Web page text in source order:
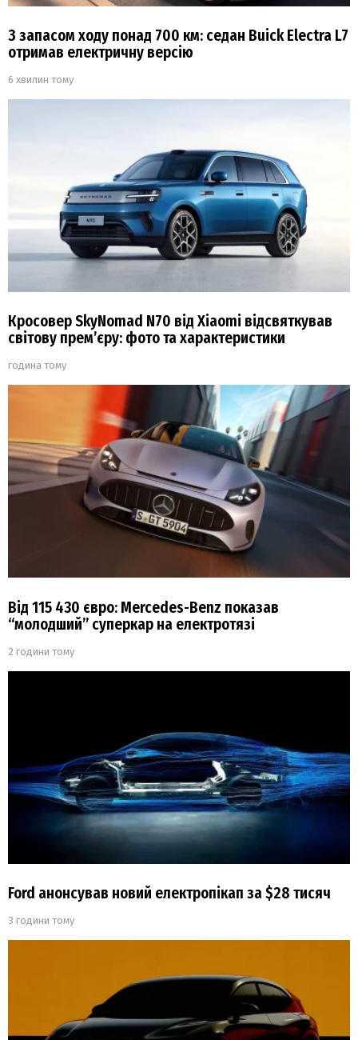
З запасом ходу понад 700 км: седан Buick Electra L7
отримав електричну версію
6 хвилин тому
Кросовер SkyNomad N70 від Xiaomi відсвяткував
світову прем’єру: фото та характеристики
година тому
Від 115 430 євро: Mercedes-Benz показав
“молодший” суперкар на електротязі
2 години тому
Ford анонсував новий електропікап за $28 тисяч
3 години тому